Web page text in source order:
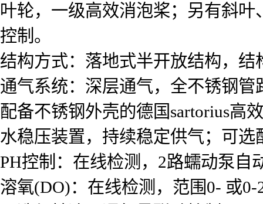
叶轮，一级高效消泡桨；另有斜
控制。
结构方式：落地式半开放结构，
通气系统：深层通气，全不锈钢
配备不锈钢外壳的德国sartorius高
水稳压装置，持续稳定供气；可
PH控制：在线检测，2路蠕动泵自
溶氧(DO)：在线检测，范围0- 或